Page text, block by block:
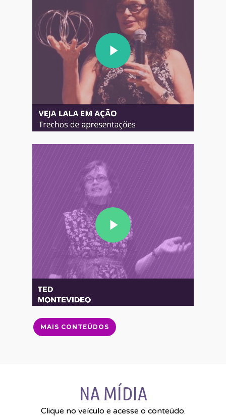
MAIS CONTEÚDOS
NA MÍDIA
Clique no veículo e acesse o conteúdo.